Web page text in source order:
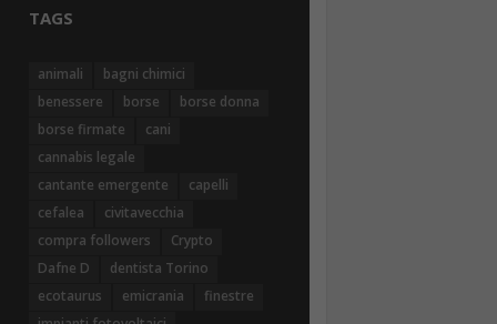
TAGS
animali
bagni chimici
benessere
borse
borse donna
borse firmate
cani
cannabis legale
cantante emergente
capelli
cefalea
civitavecchia
compra followers
Crypto
Dafne D
dentista Torino
ecotaurus
emicrania
finestre